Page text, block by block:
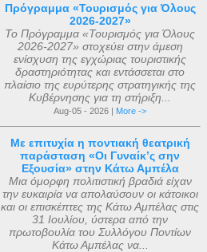
Πρόγραμμα «Τουρισμός για Όλους
2026-2027»
Το Πρόγραμμα «Τουρισμός για Όλους
2026-2027» στοχεύει στην άμεση
ενίσχυση της εγχώριας τουριστικής
δραστηριότητας και εντάσσεται στο
πλαίσιο της ευρύτερης στρατηγικής της
Κυβέρνησης για τη στήριξη...
Aug-05 - 2026 | More ->
Με επιτυχία η ποντιακή θεατρική
παράσταση «Οι Γυναίκ’ς σην
Εξουσία» στην Κάτω Αμπέλα
Μια όμορφη πολιτιστική βραδιά είχαν
την ευκαιρία να απολαύσουν οι κάτοικοι
και οι επισκέπτες της Κάτω Αμπέλας στις
31 Ιουλίου, ύστερα από την
πρωτοβουλία του Συλλόγου Ποντίων
Κάτω Αμπέλας να...